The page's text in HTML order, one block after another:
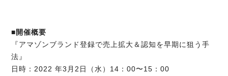
■開催概要
『アマゾンブランド登録で売上拡大＆認知を早期に狙う手
法』
日時：2022 年3月2日（水）14：00〜15：00